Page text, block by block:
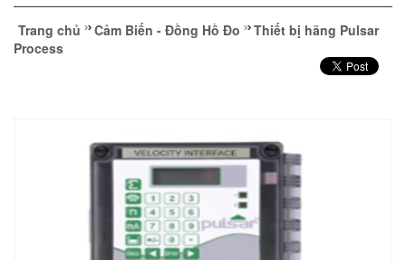
Trang chủ Cảm Biến - Đồng Hồ Đo
Thiết bị hãng Pulsar
Process